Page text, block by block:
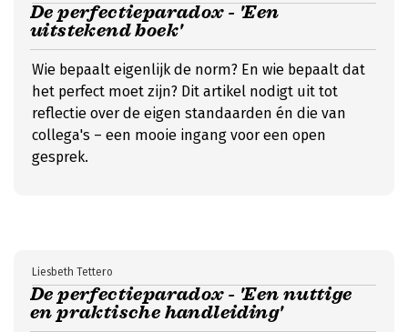
De perfectieparadox - 'Een
uitstekend boek'
Wie bepaalt eigenlijk de norm? En wie bepaalt dat
het perfect moet zijn? Dit artikel nodigt uit tot
reflectie over de eigen standaarden én die van
collega's – een mooie ingang voor een open
gesprek.
De perfectieparadox - 'Een nuttige
en praktische handleiding'
Liesbeth Tettero